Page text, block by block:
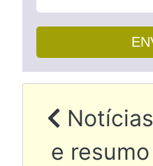
Artigo
Notícias
e resumo